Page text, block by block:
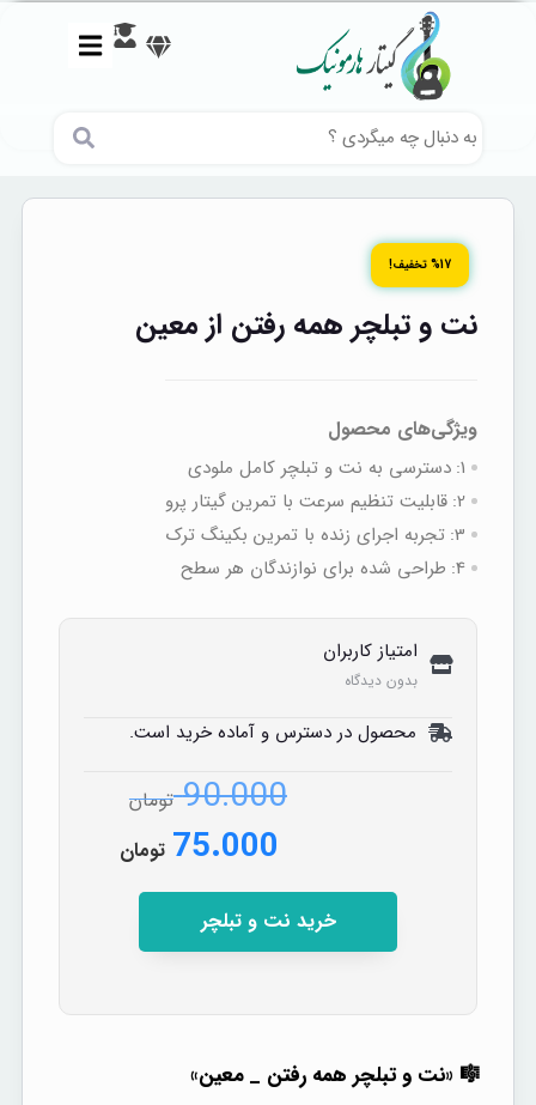
%17 تخفیف!
نت و تبلچر همه رفتن از معین
ویژگی‌های محصول
1: دسترسی به نت‌ و تبلچر کامل ملودی
2: قابلیت تنظیم سرعت با تمرین گیتار پرو
3: تجربه اجرای زنده با تمرین بکینگ‌ ترک
4: طراحی شده برای نوازندگان هر سطح
امتیاز کاربران
بدون دیدگاه
محصول در دسترس و آماده خرید است.
90.000 تومان
75.000 تومان
خرید نت و تبلچر
🎼 «نت و تبلچر همه رفتن _ معین»